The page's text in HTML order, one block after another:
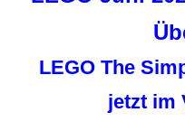
LEGO The
jetzt im